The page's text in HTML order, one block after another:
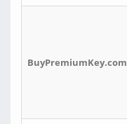
BuyPremiumKey.com